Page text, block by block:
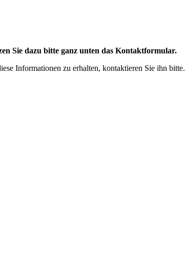
Sie dazu bitte ganz unten das Kontaktformular.
Informationen zu erhalten, kontaktieren Sie ihn bitte.